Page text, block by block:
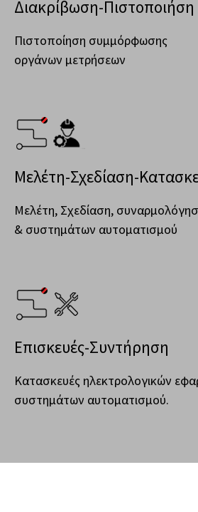
Διακρίβωση-Πιστοποιήση
Πιστοποίηση συμμόρφωσης
οργάνων μετρήσεων
Μελέτη-Σχεδίαση-
Μελέτη, Σχεδίαση,
& συστημάτων αυτοματισμού
Επισκευές-Συντήρηση
Κατασκευές ηλεκτρολογικών
συστημάτων αυτοματισμού.